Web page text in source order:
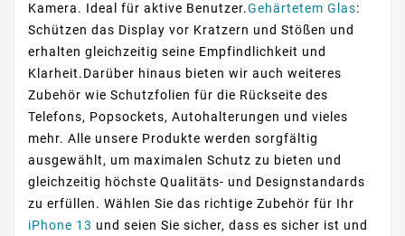
Kamera. Ideal für aktive Benutzer.Gehärtetem Glas:
Schützen das Display vor Kratzern und Stößen und
erhalten gleichzeitig seine Empfindlichkeit und
Klarheit.Darüber hinaus bieten wir auch weiteres
Zubehör wie Schutzfolien für die Rückseite des
Telefons, Popsockets, Autohalterungen und vieles
mehr. Alle unsere Produkte werden sorgfältig
ausgewählt, um maximalen Schutz zu bieten und
gleichzeitig höchste Qualitäts- und Designstandards
zu erfüllen. Wählen Sie das richtige Zubehör für Ihr
iPhone 13 und seien Sie sicher, dass es sicher ist und